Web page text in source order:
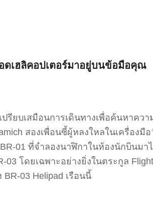
ดเฮลิคอปเตอร์มาอยู่บนข้อมือคุณ
รียบเสมือนการเดินทางเพื่อค้นหาค
สองเพื่อนซี้ผู้หลงใหลในเครื่อง
01 ที่จำลองนาฬิกาในห้องนักบินม
โดยเฉพาะอย่างยิ่งในตระกูล
03 Helipad เรือนนี้